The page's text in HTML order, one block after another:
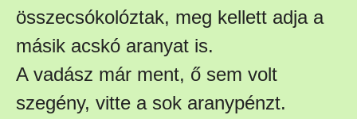
összecsókolóztak, meg kellett adja a
másik acskó aranyat is.
A vadász már ment, ő sem volt
szegény, vitte a sok aranypénzt.